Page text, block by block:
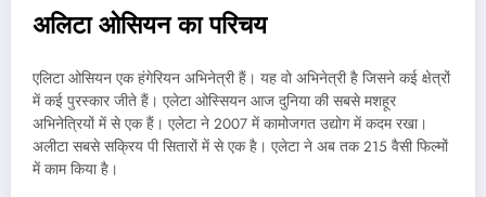
अलिटा ओसियन का परिचय
एलिटा ओसियन एक हंगेरियन अभिनेत्री हैं। यह वो अभिनेत्री है जिसने कई क्षेत्रों
में कई पुरस्कार जीते हैं। एलेटा ओस्सियन आज दुनिया की सबसे मशहूर
अभिनेत्रियों में से एक हैं। एलेटा ने 2007 में कामोजगत उद्योग में कदम रखा।
अलीटा सबसे सक्रिय पी सितारों में से एक है। एलेटा ने अब तक 215 वैसी फिल्मों
में काम किया है।